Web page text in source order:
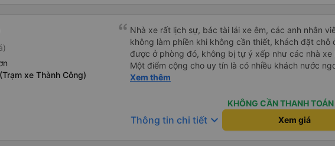
thận nha ! Qua đèo bảo lộc căng thẳng lắm mà xe
êm và quẹo cua cẩn thận chậm rãi hơn mấy xe khác
Đi trong sương mù mấy chặng đường mà ok hết sức
không lạng lách đánh võng chút nào. Qua mỗi trạm
đều báo cáo cẩn thận chi tiết nha! Có tâm hết sức
dễ thương quá !!! 💯 điểm !!!! Nhân viên tiêu biểu nhà mình
luôn vui vẻ và nhiều sức khoẻ !!! Gia đình mình sẽ còn ủng hộ
dalat ơi dài dài nha ! Xe sạch sẽ thơm tho nha mọi người!
Mền còn thơm mùi comfort nữa, xe chú còn dán
xe Thành Công)
Nhà xe rất lịch sự, bác tài lái xe êm, các anh nhân
không làm phiền khi không cần thiết, khách đặt chỗ
được ở phòng đó, không bị tự ý xếp như các nhà xe
Một điểm cộng cho uy tín là có nhiều khách nước
Xem thêm
KHÔNG CẦN THANH
Thông tin chi tiết keyboard_arrow_down Xem giá